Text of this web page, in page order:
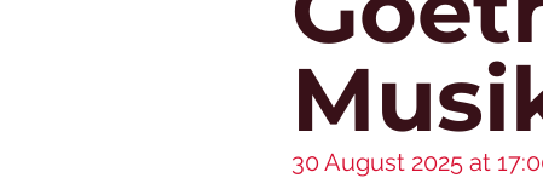
30 August 2025 at